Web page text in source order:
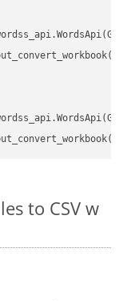
to CSV w